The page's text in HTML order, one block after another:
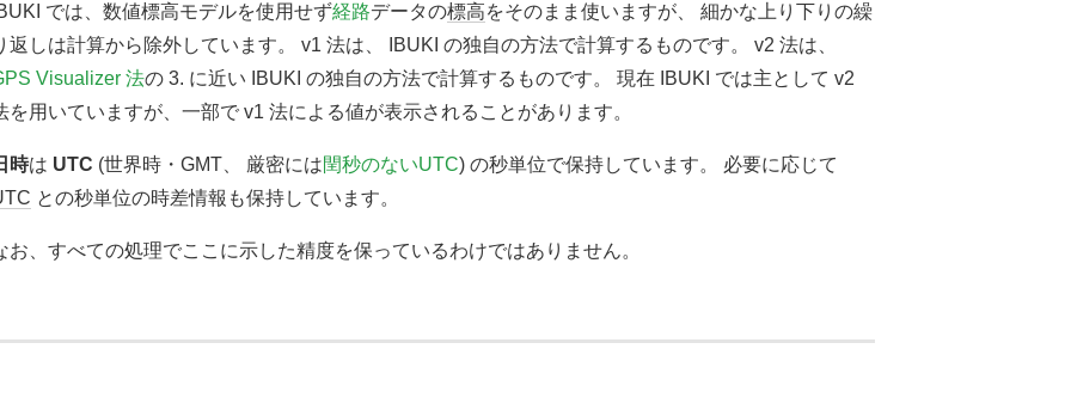
では、数値標高モデルを使用せず経路データの標高をそのまま使いますが、 細かな上り下りの繰
返しは計算から除外しています。 v1 法は、 IBUKI の独自の方法で計算するものです。 v2 法は、
Visualizer 法の 3. に近い IBUKI の独自の方法で計算するものです。 現在 IBUKI では主として v2
を用いていますが、一部で v1 法による値が表示されることがあります。
時は UTC (世界時・GMT、 厳密には閏秒のないUTC) の秒単位で保持しています。 必要に応じて
との秒単位の時差情報も保持しています。
お、すべての処理でここに示した精度を保っているわけではありません。